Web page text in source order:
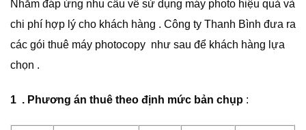
Nhằm đáp ứng nhu cầu về sử dụng máy photo hiệu quả và
chi phí hợp lý cho khách hàng . Công ty Thanh Bình đưa ra
các gói thuê máy photocopy như sau để khách hàng lựa
chọn .
1 . Phương án thuê theo định mức bản chụp :